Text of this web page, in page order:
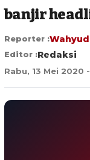
banjir
Reporter :
Editor :Redaksi
Rabu, 13 Mei 2020